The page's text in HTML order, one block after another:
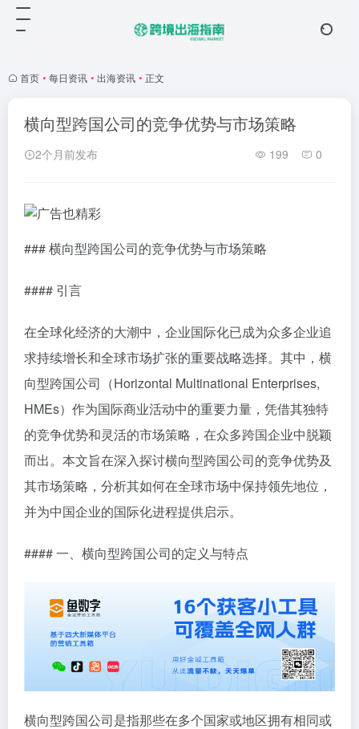
首页 • 每日资讯 • 出海资讯 • 正文
横向型跨国公司的竞争优势与市场策略
2个月前发布 199 0
### 横向型跨国公司的竞争优势与市场策略
#### 引言
在全球化经济的大潮中，企业国际化已成为众多企业追
求持续增长和全球市场扩张的重要战略选择。其中，横
向型跨国公司（Horizontal Multinational Enterprises,
HMEs）作为国际商业活动中的重要力量，凭借其独特
的竞争优势和灵活的市场策略，在众多跨国企业中脱颖
而出。本文旨在深入探讨横向型跨国公司的竞争优势及
其市场策略，分析其如何在全球市场中保持领先地位，
并为中国企业的国际化进程提供启示。
#### 一、横向型跨国公司的定义与特点
横向型跨国公司是指那些在多个国家或地区拥有相同或